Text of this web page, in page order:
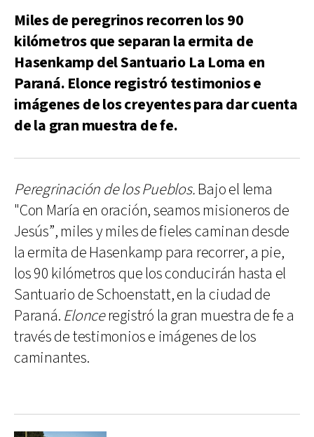
Miles de peregrinos recorren los 90
kilómetros que separan la ermita de
Hasenkamp del Santuario La Loma en
Paraná. Elonce registró testimonios e
imágenes de los creyentes para dar cuenta
de la gran muestra de fe.
Peregrinación de los Pueblos.Bajo el lema
"Con María en oración, seamos misioneros de
Jesús”, miles y miles de fieles caminan desde
la ermita de Hasenkamp para recorrer, a pie,
los 90 kilómetros que los conducirán hasta el
Santuario de Schoenstatt, en la ciudad de
Paraná. Elonceregistró la gran muestra de fe a
través de testimonios e imágenes de los
caminantes.